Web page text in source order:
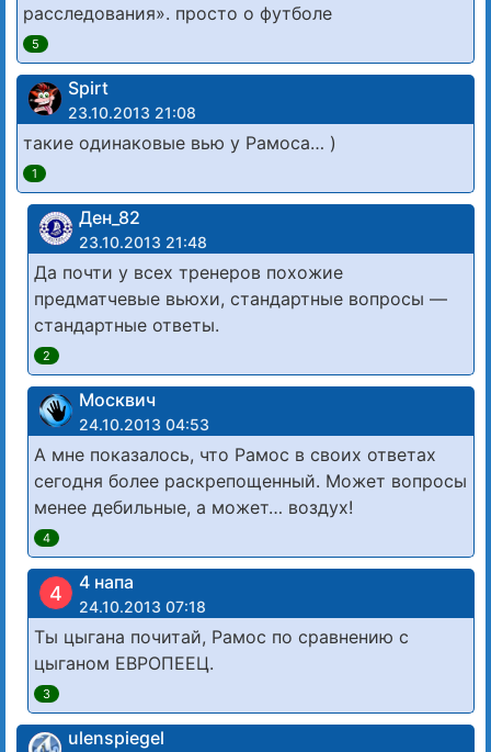
расследования». просто о футболе
5
Spirt
23.10.2013 21:08
такие одинаковые вью у Рамоса… )
1
Ден_82
23.10.2013 21:48
Да почти у всех тренеров похожие
предматчевые вьюхи, стандартные вопросы —
стандартные ответы.
2
Москвич
24.10.2013 04:53
А мне показалось, что Рамос в своих ответах
сегодня более раскрепощенный. Может вопросы
менее дебильные, а может… воздух!
4
4 4 напа
24.10.2013 07:18
Ты цыгана почитай, Рамос по сравнению с
цыганом ЕВРОПЕЕЦ.
3
ulenspiegel